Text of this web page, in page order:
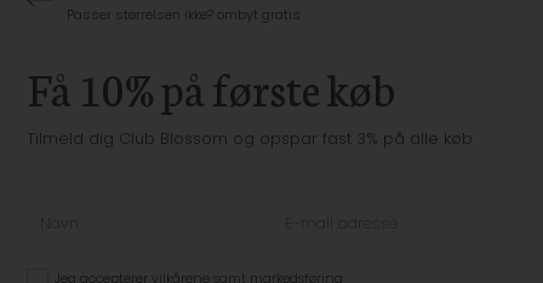
Passer størrelsen ikke? ombyt gratis
Få 10% på første køb
Tilmeld dig Club Blossom og opspar fast 3% på alle køb
Jeg accepterervilkårene samt markedsføring